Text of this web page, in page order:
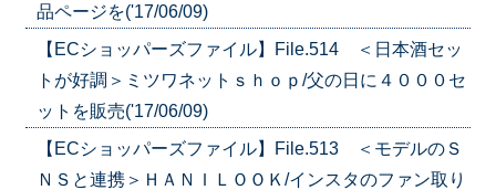
品ページを('17/06/09)
【ECショッパーズファイル】File.514 ＜日本酒セッ
トが好調＞ミツワネットｓｈｏｐ/父の日に４０００セ
ットを販売('17/06/09)
【ECショッパーズファイル】File.513 ＜モデルのＳ
ＮＳと連携＞ＨＡＮＩＬＯＯＫ/インスタのファン取り